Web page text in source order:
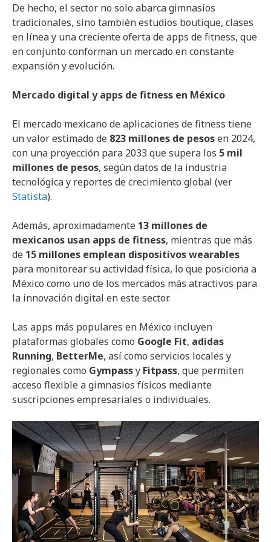
De hecho, el sector no solo abarca gimnasios
tradicionales, sino también estudios boutique, clases
en línea y una creciente oferta de apps de fitness, que
en conjunto conforman un mercado en constante
expansión y evolución.
Mercado digital y apps de fitness en México
El mercado mexicano de aplicaciones de fitness tiene
un valor estimado de 823 millones de pesosen 2024,
con una proyección para 2033 que supera los 5 mil
millones de pesos, según datos de la industria
tecnológica y reportes de crecimiento global (ver
Statista).
Además, aproximadamente 13 millones de
mexicanos usan apps de fitness, mientras que más
de 15 millones emplean dispositivos wearables
para monitorear su actividad física, lo que posiciona a
México como uno de los mercados más atractivos para
la innovación digital en este sector.
Las apps más populares en México incluyen
plataformas globales como Google Fit, adidas
Running, BetterMe, así como servicios locales y
regionales como Gympassy Fitpass, que permiten
acceso flexible a gimnasios físicos mediante
suscripciones empresariales o individuales.